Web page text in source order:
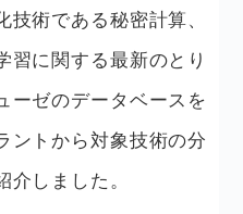
術である秘密計算、
習に関する最新のとり
ーゼのデータベースを
ントから対象技術の分
しました。